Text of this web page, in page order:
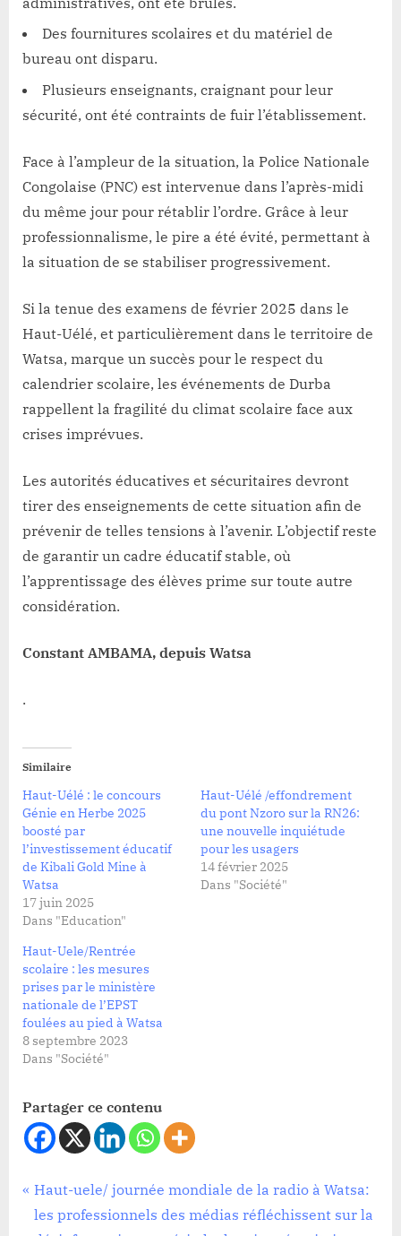
Des fournitures scolaires et du matériel de
bureau ont disparu.
Plusieurs enseignants, craignant pour leur
sécurité, ont été contraints de fuir l’établissement.
Face à l’ampleur de la situation, la Police Nationale
Congolaise (PNC) est intervenue dans l’après-midi
du même jour pour rétablir l’ordre. Grâce à leur
professionnalisme, le pire a été évité, permettant à
la situation de se stabiliser progressivement.
Si la tenue des examens de février 2025 dans le
Haut-Uélé, et particulièrement dans le territoire de
Watsa, marque un succès pour le respect du
calendrier scolaire, les événements de Durba
rappellent la fragilité du climat scolaire face aux
crises imprévues.
Les autorités éducatives et sécuritaires devront
tirer des enseignements de cette situation afin de
prévenir de telles tensions à l’avenir. L’objectif reste
de garantir un cadre éducatif stable, où
l’apprentissage des élèves prime sur toute autre
considération.
Constant AMBAMA, depuis Watsa
.
Similaire
Haut-Uélé : le concours
Génie en Herbe 2025
boosté par
l’investissement éducatif
de Kibali Gold Mine à
Watsa
17 juin 2025
Dans "Education"
Haut-Uélé /effondrement
du pont Nzoro sur la RN26:
une nouvelle inquiétude
pour les usagers
14 février 2025
Dans "Société"
Haut-Uele/Rentrée
scolaire : les mesures
prises par le ministère
nationale de l’EPST
foulées au pied à Watsa
8 septembre 2023
Dans "Société"
Partager ce contenu
Education
Navigation
P
r
Haut-uele/ journée mondiale de la radio à Watsa:
les professionnels des médias réfléchissent sur la